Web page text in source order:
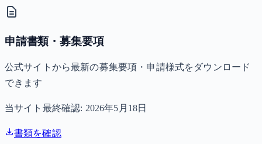
申請書類・募集要項
公式サイトから最新の募集要項・申請様式をダウンロード
できます
当サイト最終確認: 2026年5月18日
書類を確認